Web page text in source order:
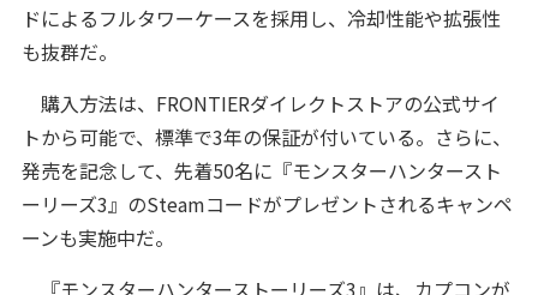
ドによるフルタワーケースを採用し、冷却性能や拡張性
も抜群だ。
購入方法は、FRONTIERダイレクトストアの公式サイ
トから可能で、標準で3年の保証が付いている。さらに、
発売を記念して、先着50名に『モンスターハンタースト
ーリーズ3』のSteamコードがプレゼントされるキャンペ
ーンも実施中だ。
『モンスターハンターストーリーズ3』は、カプコンが